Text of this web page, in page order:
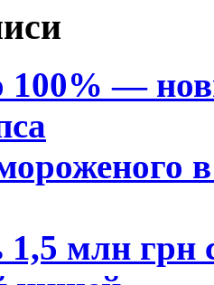
—
млн грн